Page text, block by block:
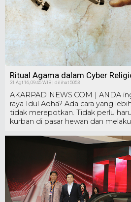
Ritual Agama dalam Cyber
31 Agt 16, 09:45 WIB | dilihat 5053
AKARPADINEWS.COM | ANDA
raya Idul Adha? Ada cara yang
tidak merepotkan. Tidak perlu
kurban di pasar hewan dan